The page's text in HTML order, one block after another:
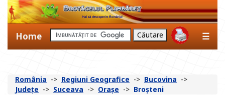
Home ☰
România -> Regiuni Geografice -> Bucovina ->
Județe -> Suceava -> Orașe -> Broșteni